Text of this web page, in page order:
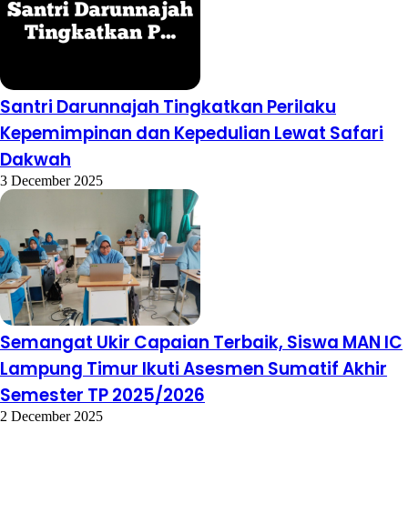
Santri Darunnajah Tingkatkan Perilaku
Kepemimpinan dan Kepedulian Lewat Safari
Dakwah
3 December 2025
Semangat Ukir Capaian Terbaik, Siswa MAN IC
Lampung Timur Ikuti Asesmen Sumatif Akhir
Semester TP 2025/2026
2 December 2025